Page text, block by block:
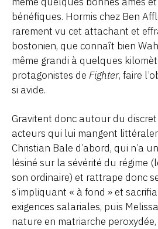
bénéfiques. Hormis chez Ben
rarement vu cet attachant et
bostonien, que connaît bien
même grandi à quelques
protagonistes de Fighter, faire
si avide.
Gravitent donc autour du
acteurs qui lui mangent
Christian Bale d’abord, qui n’a
lésiné sur la sévérité du régime
son ordinaire) et rattrape donc
s’impliquant « à fond » et
exigences salariales, puis
nature en matriarche